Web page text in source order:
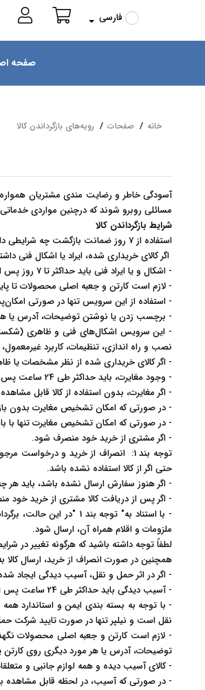
فارسی
صفحه
خانه صفحات رویه‌های بازگرداندن کالا
آسودگی خاطر و رضایت مندی مشتریان
مسائلی روبرو شوند که درچنین مواردی
شرایط بازگرداندن کالا
استفاده از 7 روز ضمانت بازگشت چه شرایطی دارد؟
اگر کالای خریداری شده، ایراد یا اشکال فنی
- اشکال و یا ایراد فنی باید حداکثر تا 7 روز پس از دریافت کالا، به نیلپر اطلاع داده شود
- لازم است کارتن و جعبه اصلی محصولات تا پایان 7 روز مهلت استفاده، نگهداری شود و از دور ریختن آن جداً
- استفاده از این سرویس تنها در صورتی
- برچسب زدن یا نوشتن توضیحات، آدرس یا هر
- این سرویس اشکال‏‏‌های فنی و ظاهری
نصب و راه اندازی، تنظیمات، کاربرد
- اگر کالای خریداری شده از نظر مشخصات یا
- وجود مغایرت، باید حداکثر طی 24 ساعت پس از دریافت کالا، به واحد خدمات پس از فروش نیلپر از طریق تلفن، ایمیل یا مراجعه حضوری اطلاع داده شود
- اگر مغایرت، بدون استفاده از کالا قابل
- در صورتی که امکان تشخیص مغایرت بدون
- در صورتی که امکان تشخیص مغایرت تنها با
- اگر مشتری از خرید خود منصرف شود.
توجه بند 1: انصراف از خرید و
حتی اگر از کالا استفاده نشده باشد.
- اگر هنوز سفارش ارسال نشده باشد، باید هر چه سریع‏‌تر به واحد
- اگر پس از دریافت کالا مشتری از خرید خود منصرف شود، حداکثر تا 7 روز‏، باید انصراف
- با استناد به" توجه بند 1 "در این حالت،
ملزومات و اقلام همراه آن، ارسال شود.
لطفاً توجه داشته باشید که هرگونه تغییر در
همچنین در صورت انصراف از خرید، ارسال
- اگر در اثر حمل و نقل، آسیب دیدگی ایجاد
- آسیب‏‏ دیدگی باید حداکثر طی 24 ساعت پس از دریافت کالا، به خدمات پس از فروش نیلپر اطلاع داده شود
- با توجه به بسته بندی ایمن و استاندارد
نقل است و نیلپر تنها در صورت تایید شرکت
- لازم است کارتن و جعبه اصلی محصولات
توضیحات، آدرس یا هر مورد دیگری روی کارتن
- کالای آسیب دیده و همه لوازم جانبی و
- در صورتی که آسیب‏‌، در لحظه قابل مشاهده